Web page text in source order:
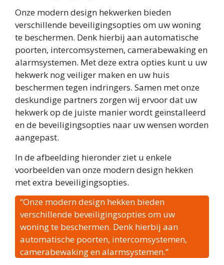
Onze modern design hekwerken bieden
verschillende beveiligingsopties om uw woning
te beschermen. Denk hierbij aan automatische
poorten, intercomsystemen, camerabewaking en
alarmsystemen. Met deze extra opties kunt u uw
hekwerk nog veiliger maken en uw huis
beschermen tegen indringers. Samen met onze
deskundige partners zorgen wij ervoor dat uw
hekwerk op de juiste manier wordt geïnstalleerd
en de beveiligingsopties naar uw wensen worden
aangepast.
In de afbeelding hieronder ziet u enkele
voorbeelden van onze modern design hekken
met extra beveiligingsopties.
“Onze modern design hekken bieden
verschillende beveiligingsopties om uw
woning te beschermen. Denk hierbij aan
automatische poorten, intercomsystemen,
camerabewaking en alarmsystemen.”